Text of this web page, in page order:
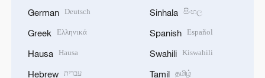
German Deutsch
Greek Ελληνικά
Hausa Hausa
Hebrew עברית
Sinhala සිංහල
Spanish Español
Swahili Kiswahili
Tamil தமிழ்